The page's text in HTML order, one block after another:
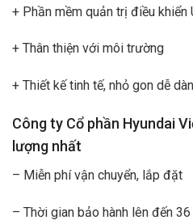
+ Phần mềm quản trị điều
+ Thân thiện với môi trường
+ Thiết kế tinh tế, nhỏ gon dễ
Công ty Cổ phần Hyundai
lượng nhất
– Miễn phí vận chuyển, lắp đặt
– Thời gian bảo hành lên đến